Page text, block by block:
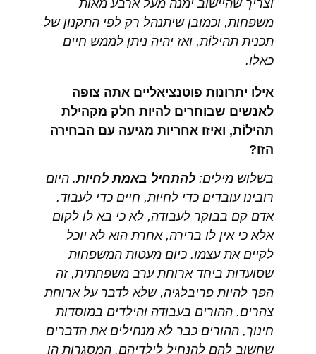
וצריך שהיישוב ימנה מעל ארבע מאות
משפחות, וכמובן שיתנהל רק לפי התקנון של
תכנית תהילוֹת, ואז יהיה ניתן לממש חיים
כאלו.
אילו יתרונות פוטנציאליים אתה צופה
לאנשים שבוחרים להיות חלק מקהילת
תהילוֹת, ואיזו אחריות מגיעה עם הבחירה
הזו?
בשלוש מילים: להתחיל באמת לחיות. היום
רובינו עובדים כדי לחיות, חיים כדי לעבוד.
אדם קם בבוקר לעבודה, לא כי בא לו לקום
אלא כי אין לו ברירה, אחרת הוא לא יוכל
לקיים את עצמו. כיום מעטות המשפחות
שסועדות ביחד ארוחת ערב משפחתית, זה
הפך להיות פריבלגיה, שלא לדבר על ארוחת
צהרים. ההורים בעבודה והילדים במוסדות
חינוך, ההורים כבר לא מנחילים את הדברים
שחשוב להם להנחיל לילדיהם, המסגרות הן